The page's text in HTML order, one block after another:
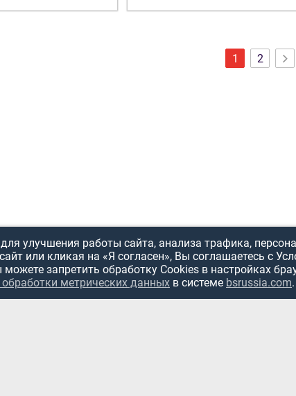
1 2
улучшения работы сайта, анализа трафика,
или кликая на «Я согласен», Вы соглашаетесь с
можете запретить обработку Cookies в настройках
метрических данных в системе bsrussia.com.